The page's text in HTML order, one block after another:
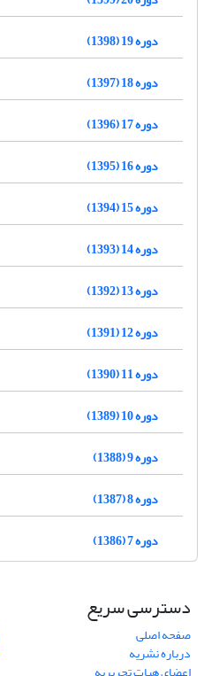
دوره 19 (1398)
دوره 18 (1397)
دوره 17 (1396)
دوره 16 (1395)
دوره 15 (1394)
دوره 14 (1393)
دوره 13 (1392)
دوره 12 (1391)
دوره 11 (1390)
دوره 10 (1389)
دوره 9 (1388)
دوره 8 (1387)
دوره 7 (1386)
دسترسی سریع
صفحه اصلی
درباره نشریه